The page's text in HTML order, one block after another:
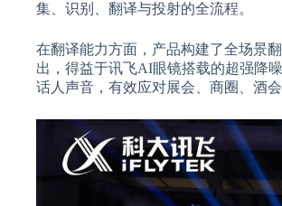
集、识别、翻译与投射的全流程。
在翻译能力方面，产品构建了全场景
出，得益于讯飞AI眼镜搭载的超强降
话人声音，有效应对展会、商圈、酒